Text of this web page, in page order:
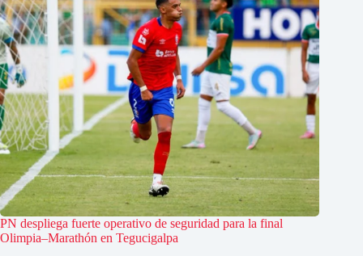
PN despliega fuerte operativo de seguridad para la final
Olimpia–Marathón en Tegucigalpa